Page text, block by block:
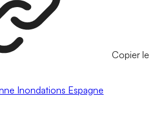
Copier le
Inondations Espagne